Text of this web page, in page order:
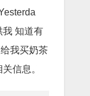
我 知道有
我买奶茶
信息。